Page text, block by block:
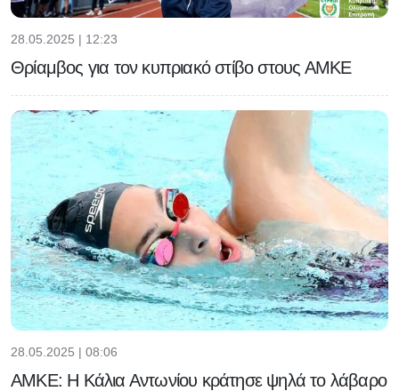
28.05.2025 | 12:23
Θρίαμβος για τον κυπριακό στίβο στους ΑΜΚΕ
28.05.2025 | 08:06
ΑΜΚΕ: Η Κάλια Αντωνίου κράτησε ψηλά το λάβαρο